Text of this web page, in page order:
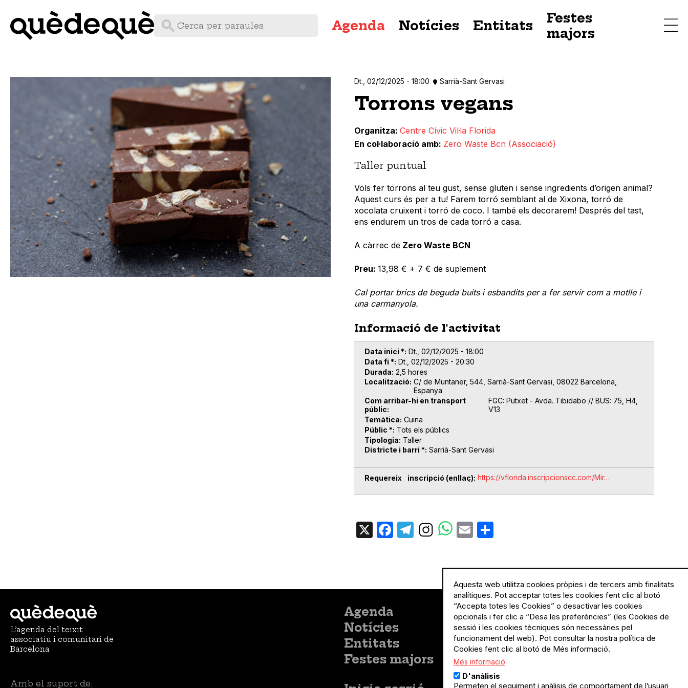
principal
Agenda Notícies Entitats
Festes
majors
Dt., 02/12/2025 - 18:00 Sarrià-Sant Gervasi
Torrons vegans
Organitza Centre Cívic Vil·la Florida
En col·laboració amb Zero Waste Bcn (Associació)
Taller puntual
Vols fer torrons al teu gust, sense gluten i sense ingredients d’origen animal?
Aquest curs és per a tu! Farem torró semblant al de Xixona, torró de
xocolata cruixent i torró de coco. I també els decorarem! Després del tast,
ens endurem un tros de cada torró a casa.
A càrrec de Zero Waste BCN
Preu: 13,98 € + 7 € de suplement
Cal portar brics de beguda buits i esbandits per a fer servir com a motlle i
una carmanyola.
Informació de l'activitat
Data inici * Dt., 02/12/2025 - 18:00
Data fi * Dt., 02/12/2025 - 20:30
Durada 2,5 hores
Localització C/ de Muntaner, 544, Sarrià-Sant Gervasi, 08022 Barcelona,
Espanya
Com arribar-hi en transport
públic
FGC: Putxet - Avda. Tibidabo // BUS: 75, H4,
V13
Temàtica Cuina
Públic * Tots els públics
Tipologia Taller
Districte i barri * Sarrià-Sant Gervasi
Requereix inscripció (enllaç) https://vflorida.inscripcionscc.com/Mir…
X Facebook
TelegramEmail
L’agenda del teixit
associatiu i comunitari de
Barcelona
Amb el suport de:
Menú
principal
Agenda
Notícies
Entitats
Festes majors
Menú
Legal
Política de privacitat
Avís legal
Política de cookies
Aquesta web utilitza cookies pròpies i de tercers amb finalitats
analítiques. Pot acceptar totes les cookies fent clic al botó
“Accepta totes les Cookies” o desactivar les cookies
opcionals i fer clic a “Desa les preferències” (les Cookies de
sessió i les cookies tècniques són necessàries pel
funcionament del web). Pot consultar la nostra política de
Cookies fent clic al botó de Més informació.
Més informació
D'anàlisis
Permeten el seguiment i anàlisis de comportament de l’usuari